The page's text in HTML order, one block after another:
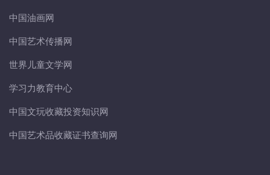
中国油画网
中国艺术传播网
世界儿童文学网
学习力教育中心
中国文玩收藏投资知识网
中国艺术品收藏证书查询网